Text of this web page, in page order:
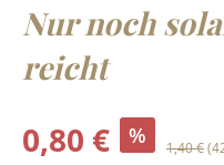
Nur noch
reicht
Verkaufspreis:
0,80 € % 1,40 €